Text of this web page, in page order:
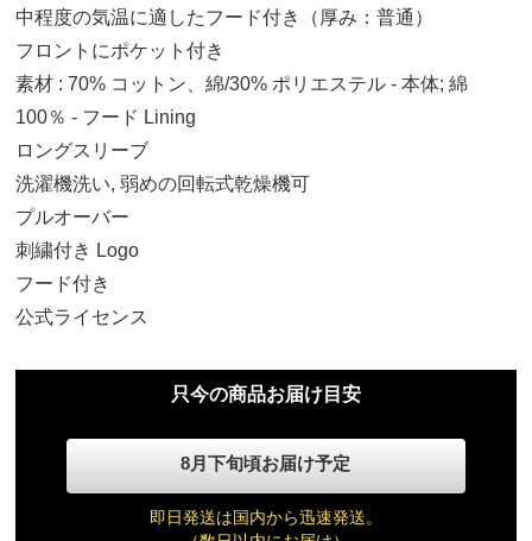
中程度の気温に適したフード付き（厚み：普通）
フロントにポケット付き
素材 : 70% コットン、綿/30% ポリエステル - 本体; 綿
100％ - フード Lining
ロングスリーブ
洗濯機洗い, 弱めの回転式乾燥機可
プルオーバー
刺繍付き Logo
フード付き
公式ライセンス
只今の商品お届け目安
8月下旬頃お届け予定
即日発送は国内から迅速発送。
ジュニア XS
11,570円(税込)
11,570円(税込)